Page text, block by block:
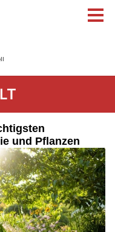
und Pflanzen